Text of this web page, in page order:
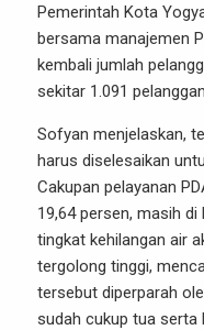
Pemerintah Kota
bersama manajemen
kembali jumlah
sekitar 1.091
Sofyan menjelaskan,
harus diselesaikan
Cakupan pelayanan
19,64 persen, masih
tingkat kehilangan air
tergolong tinggi,
tersebut diperparah
sudah cukup tua serta